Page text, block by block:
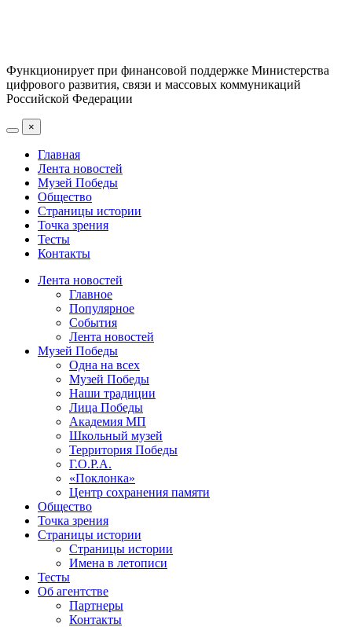
Функционирует при финансовой поддержке Министерства
цифрового развития, связи и массовых коммуникаций
Российской Федерации
×
Главная
Лента новостей
Музей Победы
Общество
Страницы истории
Точка зрения
Тесты
Контакты
Лента новостей
Главное
Популярное
События
Лента новостей
Музей Победы
Одна на всех
Музей Победы
Наши традиции
Лица Победы
Академия МП
Школьный музей
Территория Победы
Г.О.Р.А.
«Поклонка»
Центр сохранения памяти
Общество
Точка зрения
Страницы истории
Страницы истории
Имена в летописи
Тесты
Об агентстве
Партнеры
Контакты